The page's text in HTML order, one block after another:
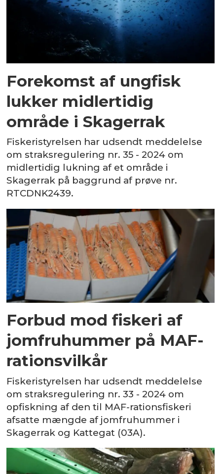
Forekomst af ungfisk
lukker midlertidig
område i Skagerrak
Fiskeristyrelsen har udsendt meddelelse
om straksregulering nr. 35 - 2024 om
midlertidig lukning af et område i
Skagerrak på baggrund af prøve nr.
RTCDNK2439.
Forbud mod fiskeri af
jomfruhummer på MAF-
rationsvilkår
Fiskeristyrelsen har udsendt meddelelse
om straksregulering nr. 33 - 2024 om
opfiskning af den til MAF-rationsfiskeri
afsatte mængde af jomfruhummer i
Skagerrak og Kattegat (03A).